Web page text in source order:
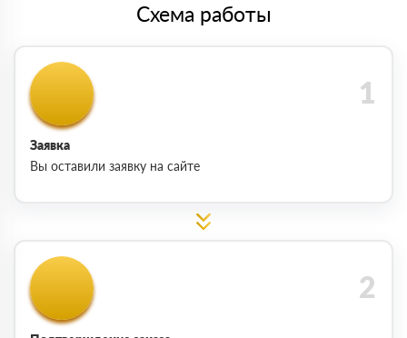
Схема работы
Заявка
Вы оставили заявку на сайте